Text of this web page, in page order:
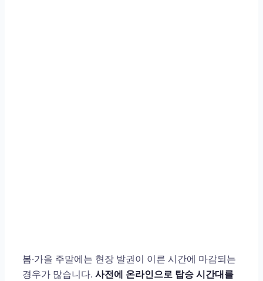
봄·가을 주말에는 현장 발권이 이른 시간에 마감되는
경우가 많습니다. 사전에 온라인으로 탑승 시간대를